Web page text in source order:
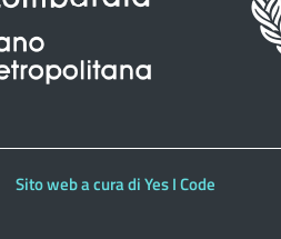
Sito web a cura di Yes I Code